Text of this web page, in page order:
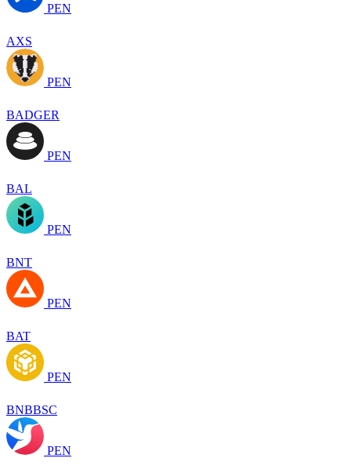
PEN
AXS
PEN
BADGER
PEN
BAL
PEN
BNT
PEN
BAT
PEN
BNBBSC
PEN